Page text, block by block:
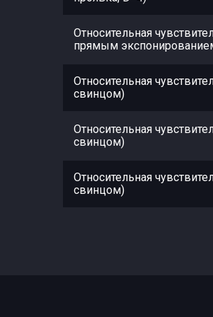
Относительная
прямым
Относительная
свинцом)
Относительная
свинцом)
Относительная
свинцом)